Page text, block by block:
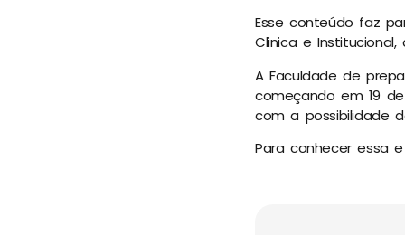
Esse conteúdo faz
Clinica e Institucional,
A Faculdade de
começando em 19
com a possibilidade
Para conhecer essa